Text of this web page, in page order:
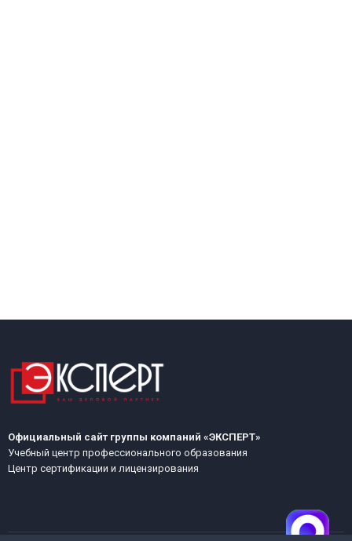
Официальный сайт группы компаний «ЭКСПЕРТ»
Учебный центр профессионального образования
Центр сертификации и лицензирования